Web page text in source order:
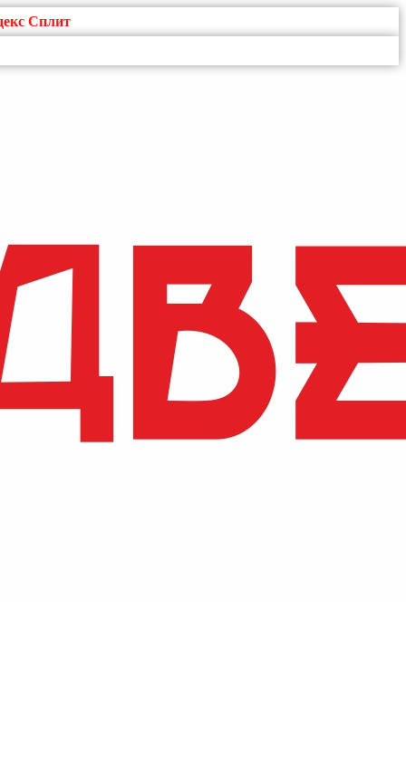
Сплит